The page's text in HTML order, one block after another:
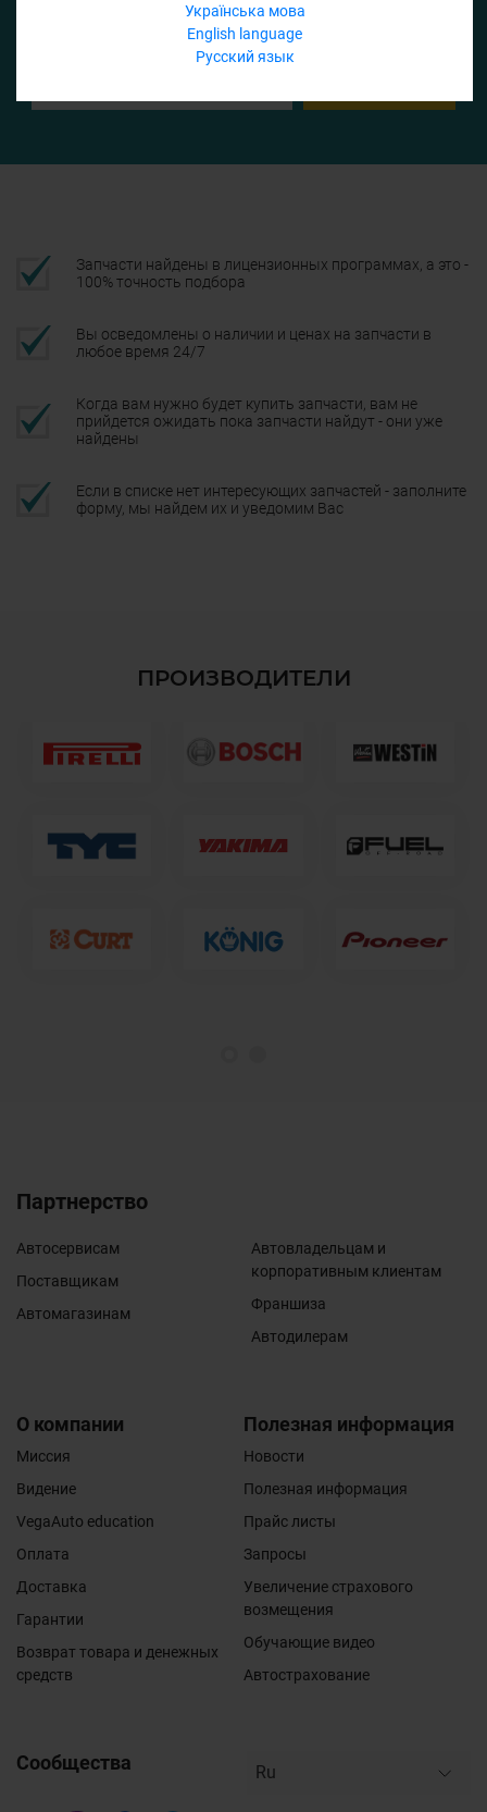
Українська мова
English language
Русский язык
Запчасти найдены в лицензионных программах, а это -
100% точность подбора
Вы осведомлены о наличии и ценах на запчасти в
любое время 24/7
Когда вам нужно будет купить запчасти, вам не
прийдется ожидать пока запчасти найдут - они уже
найдены
Если в списке нет интересующих запчастей - заполните
форму, мы найдем их и уведомим Вас
ПРОИЗВОДИТЕЛИ
Партнерство
Автосервисам
Поставщикам
Автомагазинам
Автовладельцам и
корпоративным клиентам
Франшиза
Автодилерам
О компании
Миссия
Видение
VegaAuto education
Оплата
Доставка
Гарантии
Возврат товара и денежных
средств
Полезная информация
Новости
Полезная информация
Прайс листы
Запросы
Увеличение страхового
возмещения
Обучающие видео
Автострахование
Сообщества